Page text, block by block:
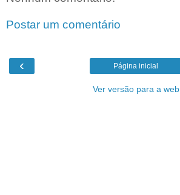
Postar um comentário
‹ Página inicial
Ver versão para a web